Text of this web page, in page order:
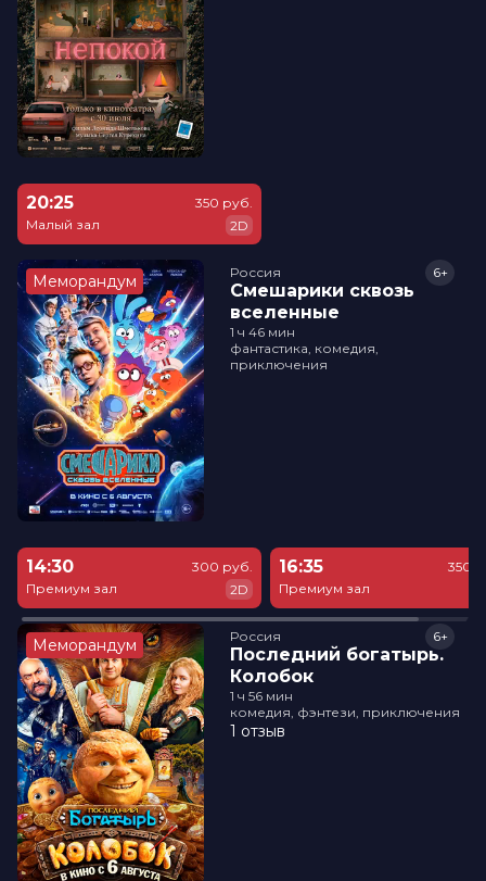
20:25
Малый зал
350 руб.
2D
Меморандум Россия
Смешарики сквозь
вселенные
6+
1 ч 46 мин
фантастика, комедия,
приключения
14:30
Премиум зал
300 руб.
2D
16:35
Премиум зал
350
Меморандум Россия
Последний богатырь.
Колобок
6+
1 ч 56 мин
комедия, фэнтези, приключения
1 отзыв